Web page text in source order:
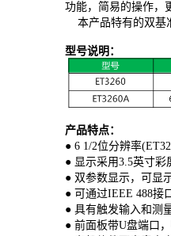
功能，简易的操作，
本产品特有的双基
型号说明：
产品特点：
● 6 1/2位分辨率
● 显示采用3.5英寸
● 双参数显示，可显
● 可通过IEEE 488接
● 具有触发输入和测
● 前面板带U盘端口